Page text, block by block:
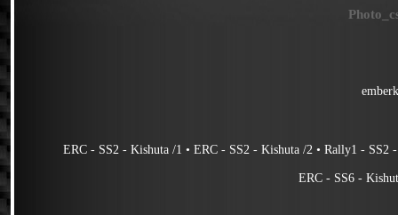
ERC - SS2 - Kishuta /1 •ERC - SS2 - Kishuta /2 •Rally1 - SS2
ERC - SS6 -